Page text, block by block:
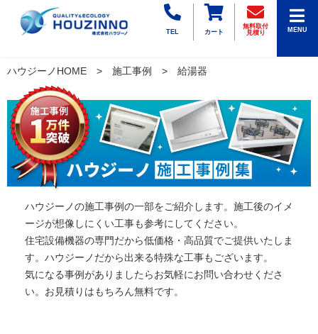
TEL カート
無料取付
見積り
MENU
ハウジーノHOME 施工事例 給湯器
ハウジーノの施工事例の一部をご紹介します。施工後のイメ
ージが想像しにくい工事も参考にしてください。
住宅設備機器の専門だから低価格・高品質でご提供いたしま
す。ハウジーノだから出来る特殊な工事もございます。
気になる事例がありましたらお気軽にお問い合わせくださ
い。お見積りはもちろん無料です。